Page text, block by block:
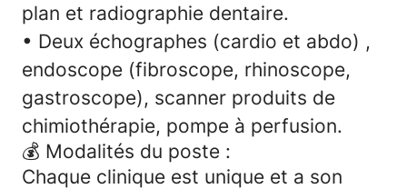
plan et radiographie dentaire.
• Deux échographes (cardio et abdo) ,
endoscope (fibroscope, rhinoscope,
gastroscope), scanner produits de
chimiothérapie, pompe à perfusion.
💰 Modalités du poste :
Chaque clinique est unique et a son